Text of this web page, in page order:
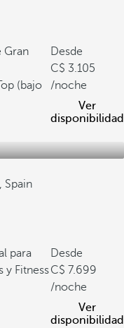
Gran
(bajo
Desde
3.105
/noche
Ver
disponibilidad
Spain
para
y Fitness
Desde
7.699
/noche
Ver
disponibilidad